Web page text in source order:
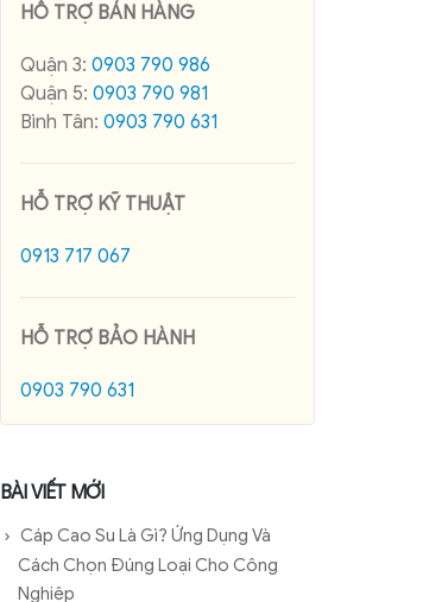
HỖ TRỢ BÁN HÀNG
Quận 3: 0903 790 986
Quận 5: 0903 790 981
Bình Tân: 0903 790 631
HỖ TRỢ KỸ THUẬT
0913 717 067
HỖ TRỢ BẢO HÀNH
0903 790 631
BÀI VIẾT MỚI
Cáp Cao Su Là Gì? Ứng Dụng Và
Cách Chọn Đúng Loại Cho Công
Nghiệp